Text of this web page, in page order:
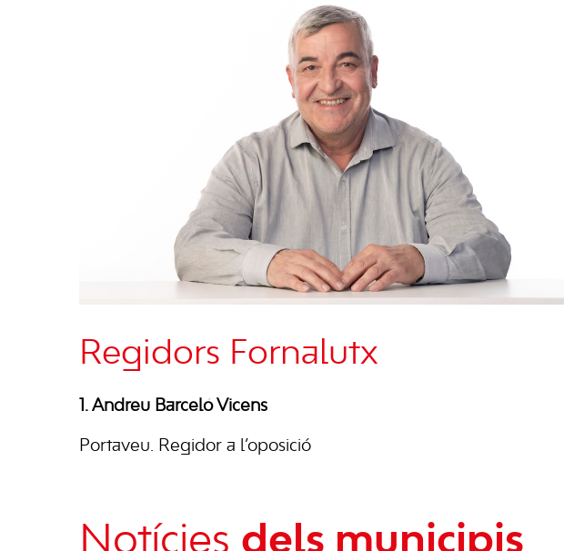
Regidors Fornalutx
1. Andreu Barceló Vicens
Portaveu. Regidor a l’oposició
Notícies dels municipis